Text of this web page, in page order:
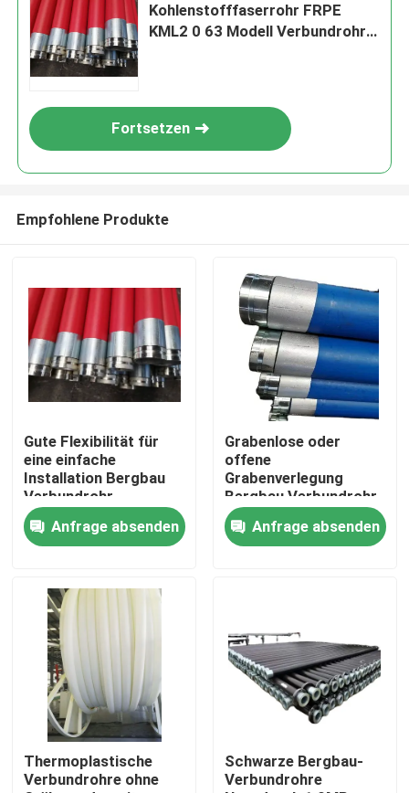
Startseite
Produkte
VR Show
Kohlenstofffaserrohr FRPE
KML2 0 63 Modell Verbundrohr
Fortsetzen
Empfohlene Produkte
Gute Flexibilität für
eine einfache
Installation Bergbau
Verbundrohr
Polyethylen Aluminium
Verbundrohr Rohr für
den
Anfrage absenden
Grabenlose oder
offene
Grabenverlegung
Bergbau Verbundrohr
Dicke 85mm Schwarze
Farbe Langlebig und
für die
Anfrage absenden
Thermoplastische
Verbundrohre ohne
Schwarze Bergbau-
Verbundrohre